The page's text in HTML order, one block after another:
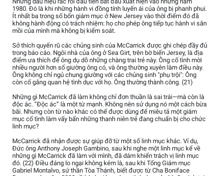
1980. Đó là khi những hành vi đồng tính luyến ái của ông bị phanh phui.
Ít nhất ba trong số bốn giám mục ở New Jersey vào thời điểm đó đã
không hành động có trách nhiệm: họ cho phép ông tiếp tục hành vi săn
mồi của mình mà không bị kiểm soát.
Sở thích quyến rũ các chủng sinh của McCarrick được ghi chép đầy đủ
trong báo cáo. Ngôi nhà của ông ở Sea Girt, trên bờ biển Jersey, là địa
điểm ưa thích để ông dụ dỗ những chàng trai trẻ này. Ông cố tình mời
nhiều người hơn số giường ông có, và ông thường xuyên làm điều này.
Ông không chỉ ngủ chung giường với các chủng sinh "phụ trội": Ông
còn cố gắng quan hệ tình dục với họ. Ông thường thành công. (21)
Những gì McCarrick đã làm không chỉ đơn thuần là sai trái—mà còn là
độc ác. “Độc ác” là một từ mạnh. Không nên sử dụng nó một cách bừa
bãi. Nhưng còn từ nào khác có thể được dùng để miêu tả một giám
mục cố tình làm vấy bẩn những thanh niên trẻ đang chuẩn bị cho chức
linh mục?
McCarrick đã nhận được sự giúp đỡ từ một số linh mục khác. Ví dụ,
Đức ông Anthony Joseph Gambino, sau khi nghe một linh mục kể về
những gì McCarrick đã làm với mình, đã dám khiển trách vị linh mục
đó. (22) Điều đáng lo ngại không kém là, sau khi Tổng Giám mục
Gabriel Montalvo, sứ thần Tòa Thánh, biết được từ Cha Boniface